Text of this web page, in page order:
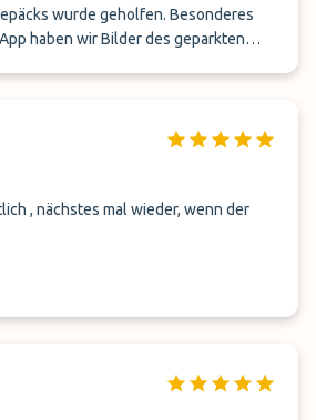
wurde geholfen. Besonderes
haben wir Bilder des geparkten
, nächstes mal wieder, wenn der